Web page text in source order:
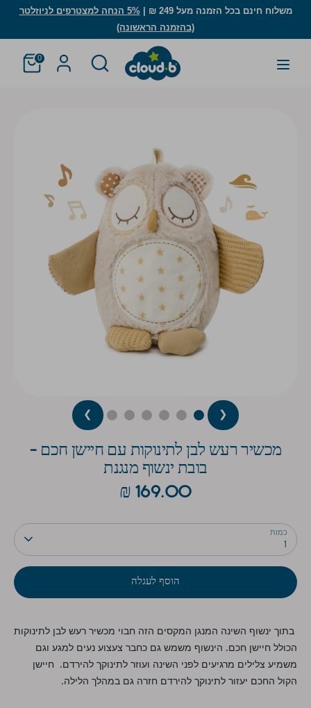
משלוח חינם בכל הזמנה מעל 249 ₪ |
5% הנחה למצטרפים לניוזלטר
(בהזמנה הראשונה)
חפש 0 חפש
❮
❯
מכשיר רעש לבן לתינוקות עם חיישן חכם -
בובת ינשוף מנגנת
169.00 ₪
כמות
1
הוסף לעגלה
בתוך ינשוף השינה המנגן המקסים הזה חבוי מכשיר רעש לבן לתינוקות
הכולל חיישן חכם. הינשוף משמש גם כחבר צעצוע נעים למגע וגם
משמיע צלילים מרגיעים לפני השינה ועוזר לתינוקך להירדם. חיישן
הקול החכם יעזור לתינוקך להירדם חזרה גם במהלך הלילה.